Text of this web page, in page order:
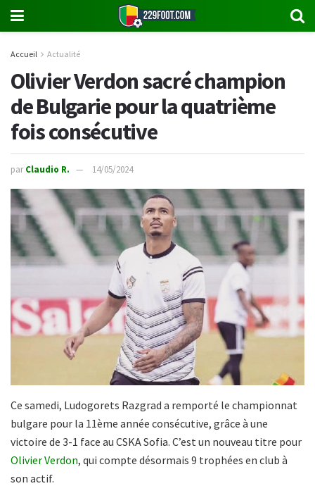
Accueil Actualité
Olivier Verdon sacré champion
de Bulgarie pour la quatrième
fois consécutive
par Claudio R. 14/05/2024
Ce samedi, Ludogorets Razgrad a remporté le championnat
bulgare pour la 11ème année consécutive, grâce à une
victoire de 3-1 face au CSKA Sofia. C’est un nouveau titre pour
Olivier Verdon, qui compte désormais 9 trophées en club à
son actif.